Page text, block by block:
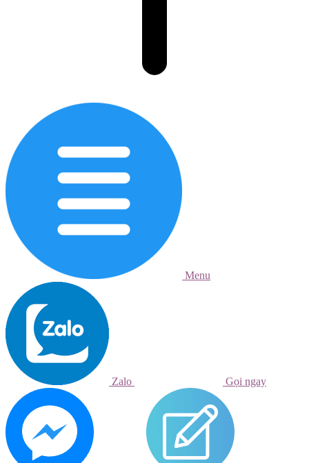
Menu
Zalo Gọi ngay